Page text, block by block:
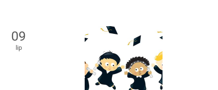
09
lip